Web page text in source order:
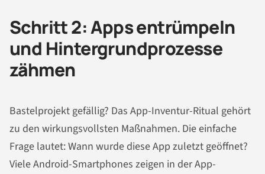
Schritt 2: Apps entrümpeln
und Hintergrundprozesse
zähmen
Bastelprojekt gefällig? Das App-Inventur-Ritual gehört
zu den wirkungsvollsten Maßnahmen. Die einfache
Frage lautet: Wann wurde diese App zuletzt geöffnet?
Viele Android-Smartphones zeigen in der App-